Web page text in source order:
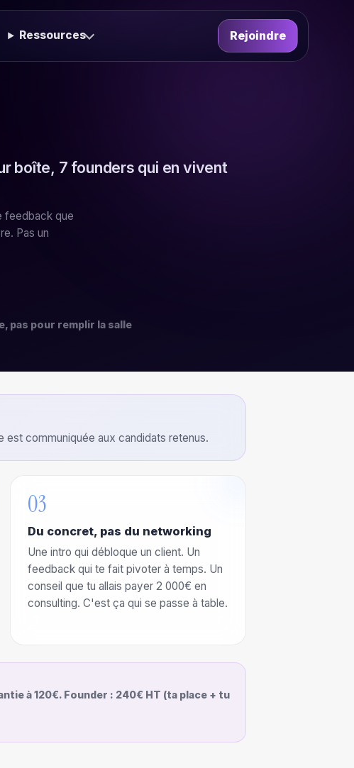
Ressources Rejoindre
boîte, 7 founders qui en vivent
feedback que
Pas un
pas pour remplir la salle
est communiquée aux candidats retenus.
03
Du concret, pas du networking
Une intro qui débloque un client. Un
feedback qui te fait pivoter à temps. Un
conseil que tu allais payer 2 000€ en
consulting. C'est ça qui se passe à table.
à 120€. Founder : 240€ HT (ta place + tu